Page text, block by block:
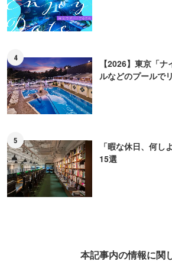
4
【2026】東京「
ルなどのプールで
5
「暇な休日、何し
15選
本記事内の情報に関